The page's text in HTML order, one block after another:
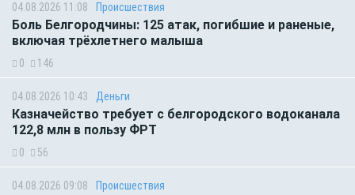
04.08.2026 11:08 Происшествия
Боль Белгородчины: 125 атак, погибшие и раненые,
включая трёхлетнего малыша
0 146
04.08.2026 10:43 Деньги
Казначейство требует с белгородского водоканала
122,8 млн в пользу ФРТ
0 56
04.08.2026 09:08 Происшествия